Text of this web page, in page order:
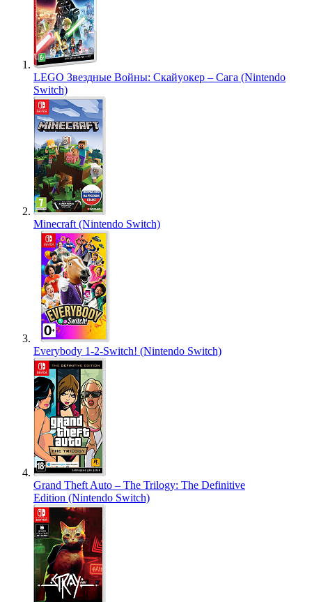
LEGO Звездные Войны: Скайуокер – Сага (Nintendo
Switch)
Minecraft (Nintendo Switch)
Everybody 1-2-Switch! (Nintendo Switch)
Grand Theft Auto – The Trilogy: The Definitive
Edition (Nintendo Switch)